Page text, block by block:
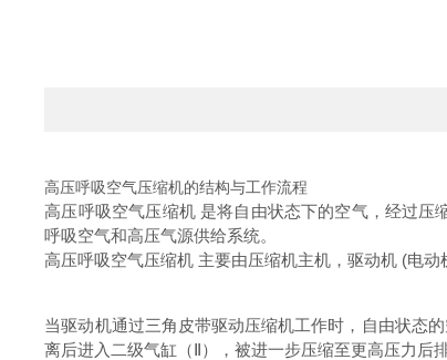
高压呼吸空气压缩机的结构与工作流程
高压呼吸空气压缩机 是将自由状态下的空气，经过
呼吸空气和高压气源供给系统。
高压呼吸空气压缩机 主要由压缩机主机，驱动机 (电
当驱动机通过三角皮带驱动压缩机工作时，自由状态
离后进入二级气缸（Ⅱ），被进一步压缩至更高压力后